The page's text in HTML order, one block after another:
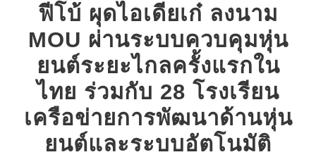
ฟีโบ้ ผุดไอเดียเก๋ ลงนาม
MOU ผ่านระบบควบคุมหุ่น
ยนต์ระยะไกลครั้งแรกใน
ไทย ร่วมกับ 28 โรงเรียน
เครือข่ายการพัฒนาด้านหุ่น
ยนต์และระบบอัตโนมัติ